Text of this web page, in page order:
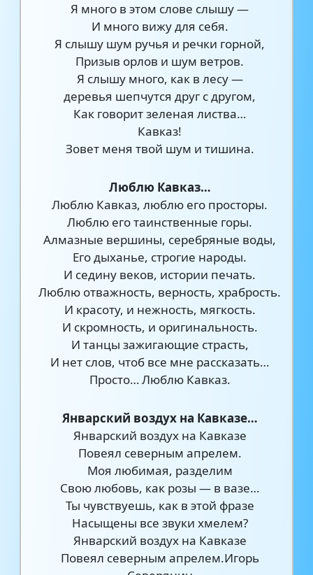
Я много в этом слове слышу —
И много вижу для себя.
Я слышу шум ручья и речки горной,
Призыв орлов и шум ветров.
Я слышу много, как в лесу —
деревья шепчутся друг с другом,
Как говорит зеленая листва…
Кавказ!
Зовет меня твой шум и тишина.
Люблю Кавказ…
Люблю Кавказ, люблю его просторы.
Люблю его таинственные горы.
Алмазные вершины, серебряные воды,
Его дыханье, строгие народы.
И седину веков, истории печать.
Люблю отважность, верность, храбрость.
И красоту, и нежность, мягкость.
И скромность, и оригинальность.
И танцы зажигающие страсть,
И нет слов, чтоб все мне рассказать…
Просто… Люблю Кавказ.
Январский воздух на Кавказе…
Январский воздух на Кавказе
Повеял северным апрелем.
Моя любимая, разделим
Свою любовь, как розы — в вазе…
Ты чувствуешь, как в этой фразе
Насыщены все звуки хмелем?
Январский воздух на Кавказе
Повеял северным апрелем.Игорь